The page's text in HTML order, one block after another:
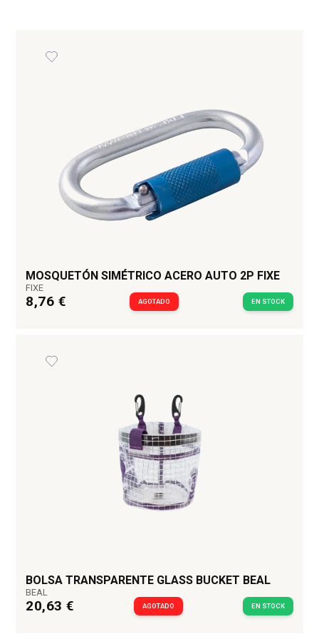
MOSQUETÓN SIMÉTRICO ACERO AUTO 2P FIXE
FIXE
8,76 € AGOTADO EN STOCK
BOLSA TRANSPARENTE GLASS BUCKET BEAL
BEAL
20,63 € AGOTADO EN STOCK